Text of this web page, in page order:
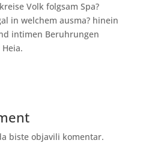
Volk folgsam Spa?
in welchem ausma? hinein
intimen Beruhrungen
biste objavili komentar.